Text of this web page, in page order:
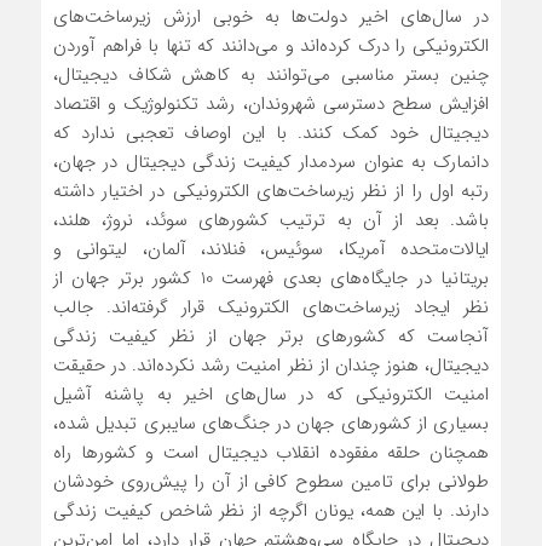
در سال‌های اخیر دولت‌ها به خوبی ارزش زیرساخت‌های
الکترونیکی را درک کرده‌اند و می‌دانند که تنها با فراهم آوردن
چنین بستر مناسبی می‌توانند به کاهش شکاف دیجیتال،
افزایش سطح دسترسی شهروندان، رشد تکنولوژیک و اقتصاد
دیجیتال خود کمک کنند. با این اوصاف تعجبی ندارد که
دانمارک به عنوان سردمدار کیفیت زندگی دیجیتال در جهان،
رتبه اول را از نظر زیرساخت‌های الکترونیکی در اختیار داشته
باشد. بعد از آن به ترتیب کشورهای سوئد، نروژ، هلند،
ایالات‌متحده آمریکا، سوئیس، فنلاند، آلمان، لیتوانی و
بریتانیا در جایگاه‌های بعدی فهرست 10 کشور برتر جهان از
نظر ایجاد زیرساخت‌های الکترونیک قرار گرفته‌اند. جالب
آنجاست که کشورهای برتر جهان از نظر کیفیت زندگی
دیجیتال، هنوز چندان از نظر امنیت رشد نکرده‌اند. در حقیقت
امنیت الکترونیکی که در سال‌های اخیر به پاشنه آشیل
بسیاری از کشورهای جهان در جنگ‌های سایبری تبدیل شده،
همچنان حلقه مفقوده انقلاب دیجیتال است و کشورها راه
طولانی برای تامین سطوح کافی از آن را پیش‌روی خودشان
دارند. با این همه، یونان اگرچه از نظر شاخص کیفیت زندگی
دیجیتال در جایگاه سی‌وهشتم جهان قرار دارد، اما امن‌ترین